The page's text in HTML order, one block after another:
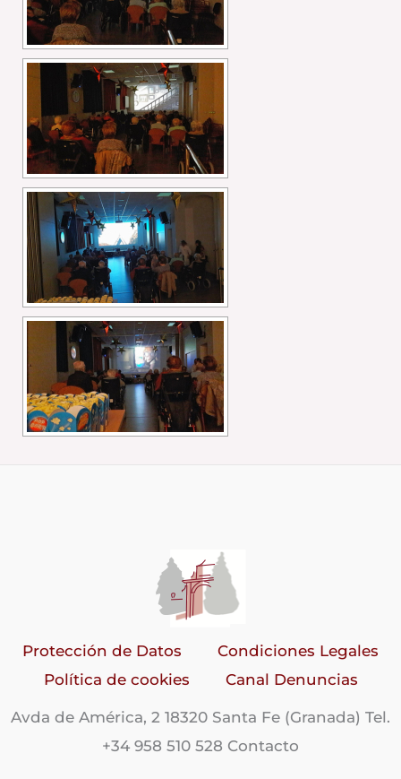
Protección de Datos
Condiciones Legales
Política de cookies
Canal Denuncias
Avda de América, 2 18320 Santa Fe (Granada) Tel.
+34 958 510 528 Contacto